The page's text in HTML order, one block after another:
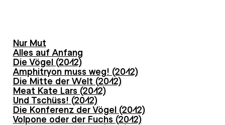
Nur Mut
Alles auf Anfang
Die Vögel (2012)
Amphitryon muss weg! (2012)
Die Mitte der Welt (2012)
Meat Kate Lars (2012)
Und Tschüss! (2012)
Die Konferenz der Vögel (2012)
Volpone oder der Fuchs (2012)